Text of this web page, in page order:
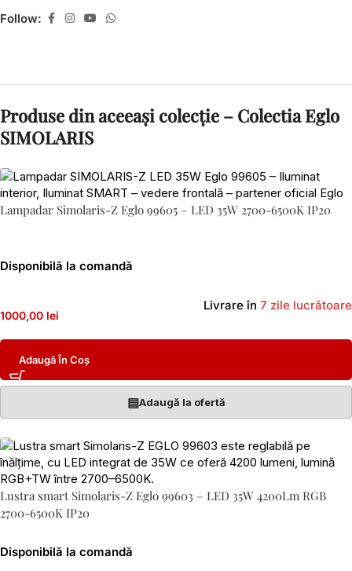
Follow:
Produse din aceeași colecție – Colectia Eglo
SIMOLARIS
Lampadar Simolaris-Z Eglo 99605 – LED 35W 2700-6500K IP20
Disponibilă la comandă
1000,00 lei
Livrare în 7 zile lucrătoare
Adaugă În Coș
▤Adaugă la ofertă
Lustra smart Simolaris-Z Eglo 99603 – LED 35W 4200Lm RGB
2700-6500K IP20
Disponibilă la comandă